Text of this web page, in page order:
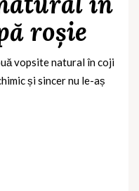
roșie
vopsite natural în coji
și sincer nu le-aș